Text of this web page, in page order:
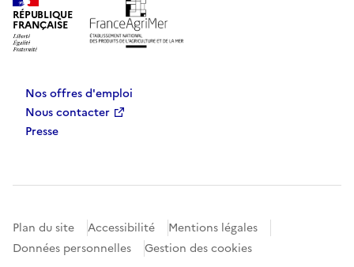
RÉPUBLIQUE
FRANÇAISE
Nos offres d'emploi
Nous contacter
Presse
Plan du site Accessibilité
Mentions légales
Données personnelles
Gestion des cookies